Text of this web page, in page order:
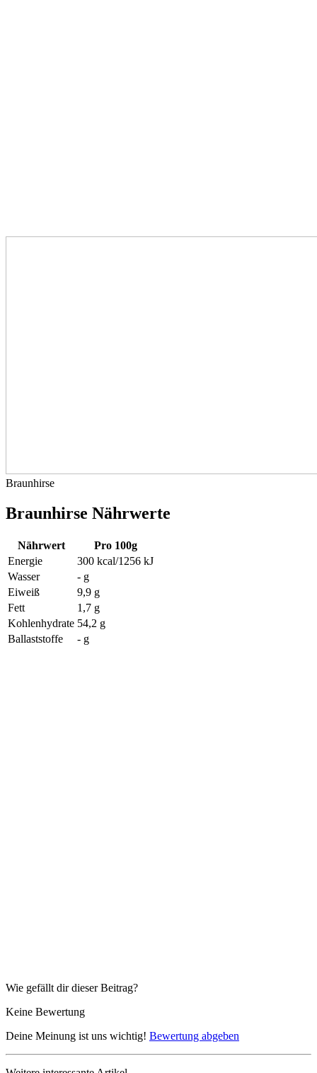
Braunhirse
Braunhirse Nährwerte
Nährwert
Pro 100g
Energie
300 kcal/1256 kJ
Wasser
- g
Eiweiß
9,9 g
Fett
1,7 g
Kohlenhydrate 54,2 g
Ballaststoffe
- g
Wie gefällt dir dieser Beitrag?
Keine Bewertung
Deine Meinung ist uns wichtig! Bewertung abgeben